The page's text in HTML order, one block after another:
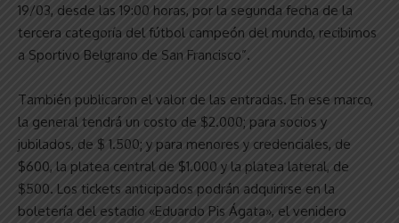
19/03, desde las 19:00 horas, por la segunda fecha de la
tercera categoría del fútbol campeón del mundo, recibimos
a Sportivo Belgrano de San Francisco”.
También publicaron el valor de las entradas. En ese marco,
la ️general tendrá un costo de $2.000; para socios y
jubilados, de $ 1.500; y para ️menores y credenciales, de
$600, la ️platea central de $1.000 y la platea lateral, de
$500. Los tickets anticipados podrán adquirirse en la
boletería del estadio «Eduardo Pis Ágata», el venidero